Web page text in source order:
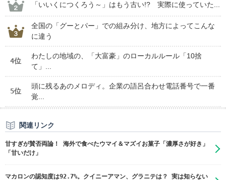
「いいくにつくろう～」はもう古い!? 実際に使っていた...
全国の「グーとパー」での組み分け、地方によってこんな
に違う
4位
わたしの地域の、「大富豪」のローカルルール「10捨
て」...
5位
頭に残るあのメロディ。企業の語呂合わせ電話番号で一番
覚...
関連リンク
甘すぎが賛否両論！ 海外で食べたウマイ＆マズイお菓子「濃厚さが好き」
「甘いだけ」
マカロンの認知度は92.7%。クイニーアマン、グラニテは？ 実は知らない